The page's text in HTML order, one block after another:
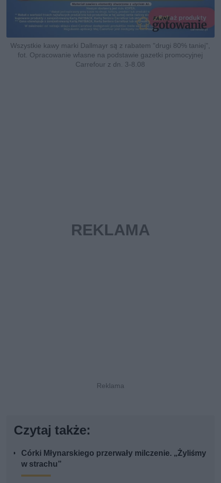
Wszystkie kawy marki Dallmayr są z rabatem "drugi 80% taniej",
fot. Opracowanie własne na podstawie gazetki promocyjnej
Carrefour z dn. 3-8.08
Czytaj także:
Córki Młynarskiego przerwały milczenie. „Żyliśmy
w strachu”